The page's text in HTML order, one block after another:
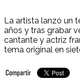
La artista lanzó un
años y tras grabar
cantante y actriz
tema original en